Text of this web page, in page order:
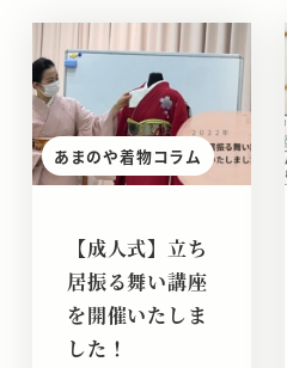
あまのや着物コラム
【成人式】立ち
居振る舞い講座
を開催いたしま
した！